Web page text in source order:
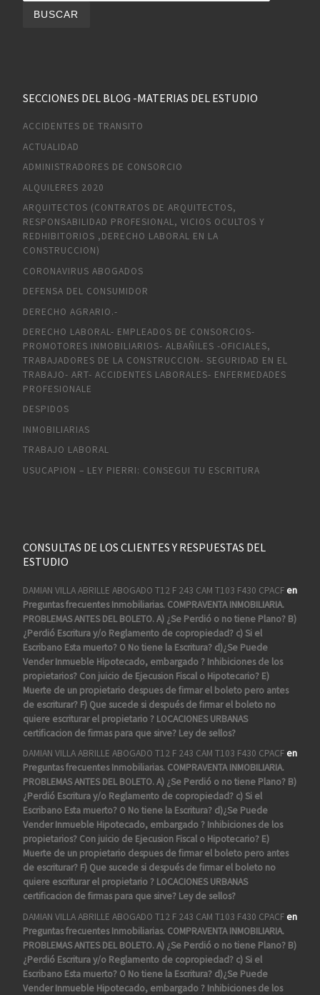
SECCIONES DEL BLOG -MATERIAS DEL ESTUDIO
ACCIDENTES DE TRANSITO
ACTUALIDAD
ADMINISTRADORES DE CONSORCIO
ALQUILERES 2020
ARQUITECTOS (CONTRATOS DE ARQUITECTOS,
RESPONSABILIDAD PROFESIONAL, VICIOS OCULTOS Y
REDHIBITORIOS ,DERECHO LABORAL EN LA
CONSTRUCCION)
CORONAVIRUS ABOGADOS
DEFENSA DEL CONSUMIDOR
DERECHO AGRARIO.-
DERECHO LABORAL- EMPLEADOS DE CONSORCIOS-
PROMOTORES INMOBILIARIOS- ALBAÑILES -OFICIALES,
TRABAJADORES DE LA CONSTRUCCION- SEGURIDAD EN EL
TRABAJO- ART- ACCIDENTES LABORALES- ENFERMEDADES
PROFESIONALE
DESPIDOS
INMOBILIARIAS
TRABAJO LABORAL
USUCAPION – LEY PIERRI: CONSEGUI TU ESCRITURA
CONSULTAS DE LOS CLIENTES Y RESPUESTAS DEL
ESTUDIO
DAMIAN VILLA ABRILLE ABOGADO T12 F 243 CAM T103 F430 CPACFen
Preguntas frecuentes Inmobiliarias. COMPRAVENTA INMOBILIARIA.
PROBLEMAS ANTES DEL BOLETO. A) ¿Se Perdió o no tiene Plano? B)
¿Perdió Escritura y/o Reglamento de copropiedad? c) Si el
Escribano Esta muerto? O No tiene la Escritura? d)¿Se Puede
Vender Inmueble Hipotecado, embargado ? Inhibiciones de los
propietarios? Con juicio de Ejecusion Fiscal o Hipotecario? E)
Muerte de un propietario despues de firmar el boleto pero antes
de escriturar? F) Que sucede si después de firmar el boleto no
quiere escriturar el propietario ? LOCACIONES URBANAS
certificacion de firmas para que sirve? Ley de sellos?
DAMIAN VILLA ABRILLE ABOGADO T12 F 243 CAM T103 F430 CPACFen
Preguntas frecuentes Inmobiliarias. COMPRAVENTA INMOBILIARIA.
PROBLEMAS ANTES DEL BOLETO. A) ¿Se Perdió o no tiene Plano? B)
¿Perdió Escritura y/o Reglamento de copropiedad? c) Si el
Escribano Esta muerto? O No tiene la Escritura? d)¿Se Puede
Vender Inmueble Hipotecado, embargado ? Inhibiciones de los
propietarios? Con juicio de Ejecusion Fiscal o Hipotecario? E)
Muerte de un propietario despues de firmar el boleto pero antes
de escriturar? F) Que sucede si después de firmar el boleto no
quiere escriturar el propietario ? LOCACIONES URBANAS
certificacion de firmas para que sirve? Ley de sellos?
DAMIAN VILLA ABRILLE ABOGADO T12 F 243 CAM T103 F430 CPACFen
Preguntas frecuentes Inmobiliarias. COMPRAVENTA INMOBILIARIA.
PROBLEMAS ANTES DEL BOLETO. A) ¿Se Perdió o no tiene Plano? B)
¿Perdió Escritura y/o Reglamento de copropiedad? c) Si el
Escribano Esta muerto? O No tiene la Escritura? d)¿Se Puede
Vender Inmueble Hipotecado, embargado ? Inhibiciones de los